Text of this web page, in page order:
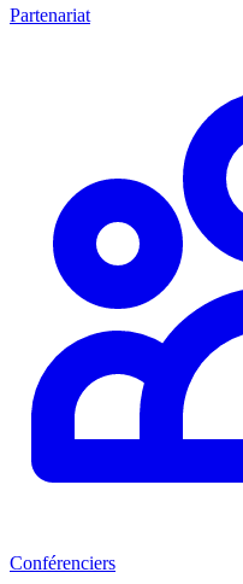
Partenariat
Conférenciers